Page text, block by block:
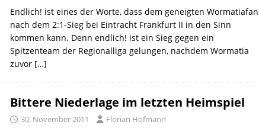
Endlich! ist eines der Worte, dass dem geneigten Wormatiafan
nach dem 2:1-Sieg bei Eintracht Frankfurt II in den Sinn
kommen kann. Denn endlich! ist ein Sieg gegen ein
Spitzenteam der Regionalliga gelungen, nachdem Wormatia
zuvor […]
Bittere Niederlage im letzten Heimspiel
30. November 2011 Florian Hofmann